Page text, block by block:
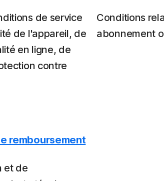
de service
de l'appareil, de
en ligne, de
contre
Conditions
abonnement
remboursement
et de